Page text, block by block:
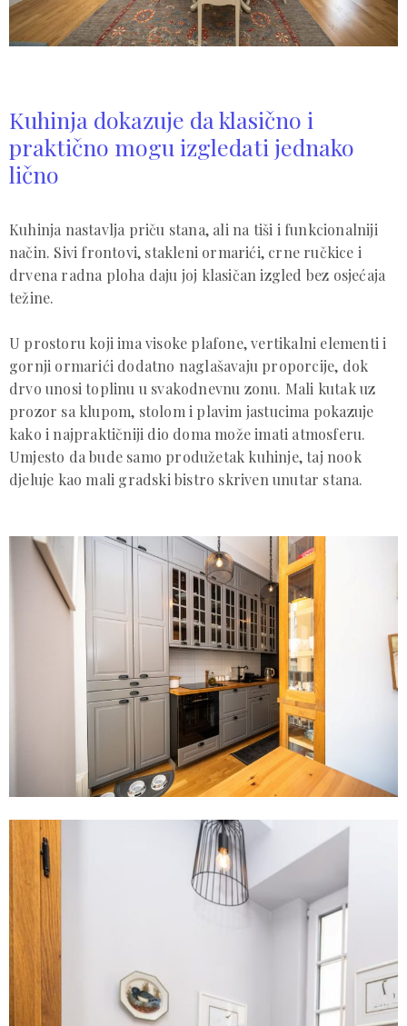
Kuhinja dokazuje da klasično i
praktično mogu izgledati jednako
lično
Kuhinja nastavlja priču stana, ali na tiši i funkcionalniji
način. Sivi frontovi, stakleni ormarići, crne ručkice i
drvena radna ploha daju joj klasičan izgled bez osjećaja
težine.
U prostoru koji ima visoke plafone, vertikalni elementi i
gornji ormarići dodatno naglašavaju proporcije, dok
drvo unosi toplinu u svakodnevnu zonu. Mali kutak uz
prozor sa klupom, stolom i plavim jastucima pokazuje
kako i najpraktičniji dio doma može imati atmosferu.
Umjesto da bude samo produžetak kuhinje, taj nook
djeluje kao mali gradski bistro skriven unutar stana.